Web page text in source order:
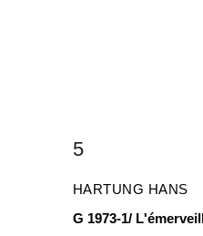
5
HARTUNG HANS
G 1973-1/